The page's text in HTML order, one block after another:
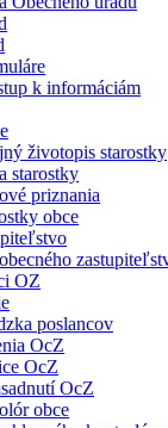
k informáciám
životopis starostky
starostky
priznania
obce
OZ
poslancov
OcZ
OcZ
OcZ
obce